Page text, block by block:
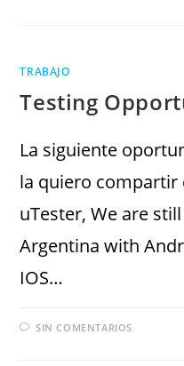
TRABAJO
Testing
La siguiente
la quiero compartir
uTester, We are
Argentina with
IOS…
SIN COMENTARIOS